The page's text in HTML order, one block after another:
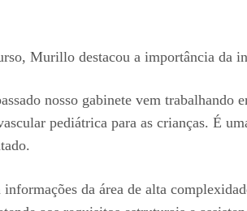
Murillo destacou a importância da
nosso gabinete vem
pediátrica para as crianças. É
da área de alta